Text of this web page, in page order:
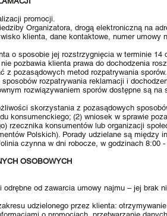
promocji.
Organizatora, drogą elektroniczną na
klienta, dane kontaktowe, numer
o sposobie jej rozstrzygnięcia w terminie 14
pozbawia klienta prawa do dochodzenia
z pozasądowych metod rozpatrywania
rozpatrywania reklamacji i
rozwiązywaniem sporów dostępne są
skorzystania z pozasądowych
konsumenckiego; (2) wniosek w sprawie
rzecznika konsumentów lub organizacji
Polskich). Porady udzielane są między
czynna w dni robocze, w godzinach 8:00 -
OSOBOWYCH
od zawarcia umowy najmu – jej brak
udzielonego przez klienta: